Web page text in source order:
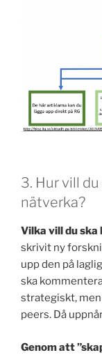
3. Hur vill
nätverka?
Vilka vill du
skrivit ny
upp den på
ska
strategiskt,
peers. Då
Genom att